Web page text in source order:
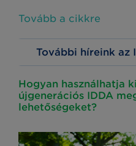
Tovább a cikkre
További híreink az
Hogyan használhatja
újgenerációs IDDA
lehetőségeket?